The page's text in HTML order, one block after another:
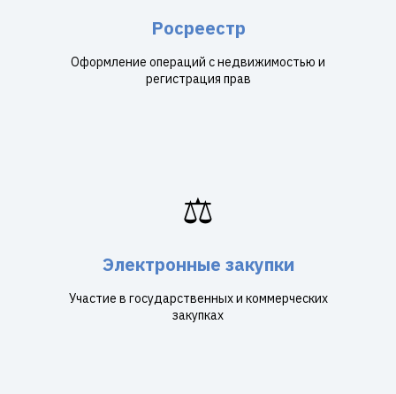
Росреестр
Оформление операций с недвижимостью и
регистрация прав
⚖️
Электронные закупки
Участие в государственных и коммерческих
закупках